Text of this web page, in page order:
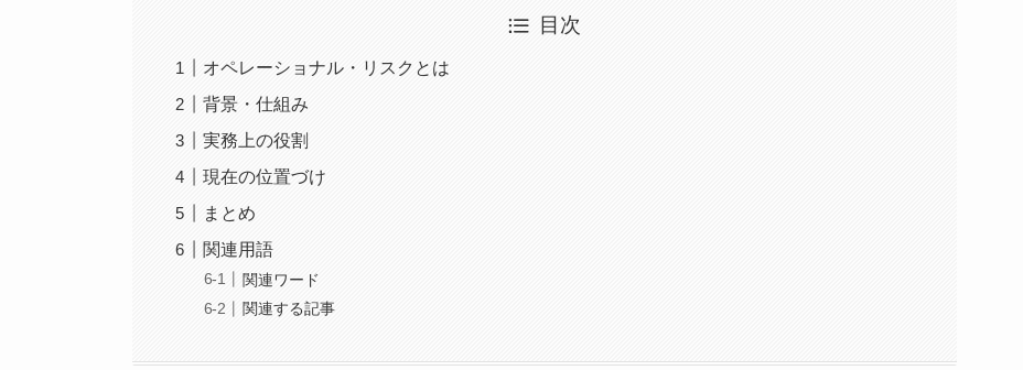
目次
オペレーショナル・リスクとは
背景・仕組み
実務上の役割
現在の位置づけ
まとめ
関連用語
関連ワード
関連する記事